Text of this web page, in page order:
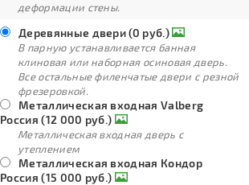
деформации стены.
Деревянные двери (0 руб.)
В парную устанавливается банная
клиновая или наборная осиновая дверь.
Все остальные филенчатые двери с резной
фрезеровкой.
Металлическая входная Valberg
Россия (12 000 руб.)
Металлическая входная дверь с
утеплением
Металлическая входная Кондор
Россия (15 000 руб.)